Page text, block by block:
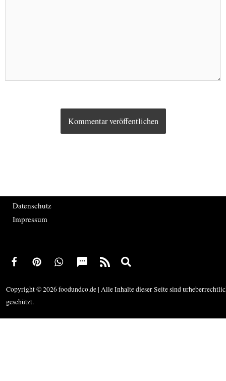
Datenschutz
Impressum
Copyright © 2026 foodundco.de | Alle Inhalte dieser Seite sind
geschützt.